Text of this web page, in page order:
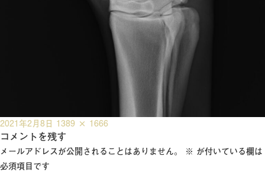
投
稿
日:
2021年2月8日 フ
ル
サ
1389 × 1666
コメントを残す
メールアドレスが公開されることはありません。 ※ が付いている欄は
必須項目です